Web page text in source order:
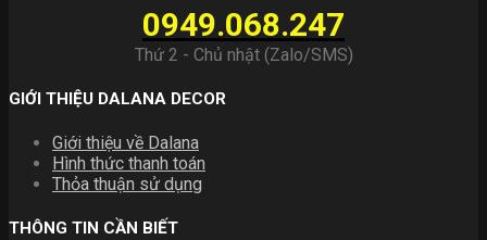
0949.068.247
Thứ 2 - Chủ nhật (Zalo/SMS)
GIỚI THIỆU DALANA DECOR
Giới thiệu về Dalana
Hình thức thanh toán
Thỏa thuận sử dụng
THÔNG TIN CẦN BIẾT